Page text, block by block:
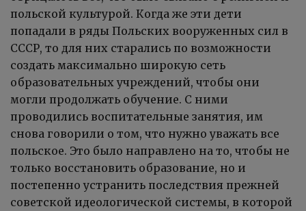
польской культурой. Когда же эти дети
попадали в ряды Польских вооруженных сил в
СССР, то для них старались по возможности
создать максимально широкую сеть
образовательных учреждений, чтобы они
могли продолжать обучение. С ними
проводились воспитательные занятия, им
снова говорили о том, что нужно уважать все
польское. Это было направлено на то, чтобы не
только восстановить образование, но и
постепенно устранить последствия прежней
советской идеологической системы, в которой